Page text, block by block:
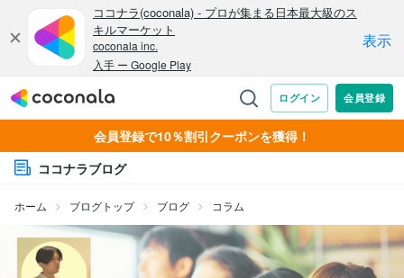
会員登録で10％割引クーポンを獲得！
ココナラブログ
ホーム ブログトップ ブログ コラム